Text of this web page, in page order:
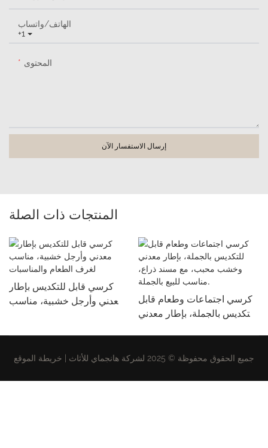
+1
الهاتف/واتساب
المحتوى
إرسال الاستفسار الآن
المنتجات ذات الصلة
كرسي قابل للتكديس بإطار
معدني وأرجل خشبية، مناسب
كرسي اجتماعات وطعام قابل
للتكديس بالجملة، بإطار معدني
جميع الحقوق محفوظة © 2025 لشركة هانجماي للأثاث | خريطة الموقع